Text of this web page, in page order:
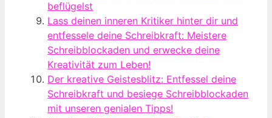
beflügelst
Lass deinen inneren Kritiker hinter dir und
entfessele deine Schreibkraft: Meistere
Schreibblockaden und erwecke deine
Kreativität zum Leben!
Der kreative Geistesblitz: Entfessel deine
Schreibkraft und besiege Schreibblockaden
mit unseren genialen Tipps!